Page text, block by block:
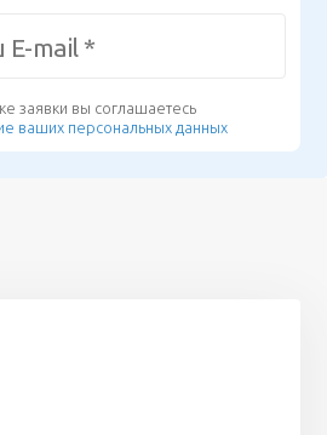
заявки вы соглашаетесь
ваших персональных данных